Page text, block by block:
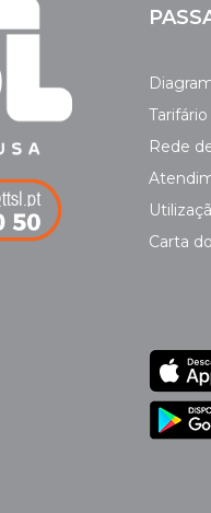
Tarifário
Rede
Carta